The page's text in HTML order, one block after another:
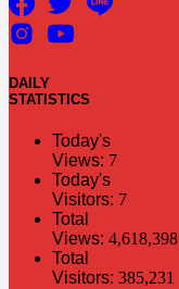
DAILY
STATISTICS
Today's
Views: 7
Today's
Visitors: 7
Total
Views: 4,618,398
Total
Visitors: 385,231